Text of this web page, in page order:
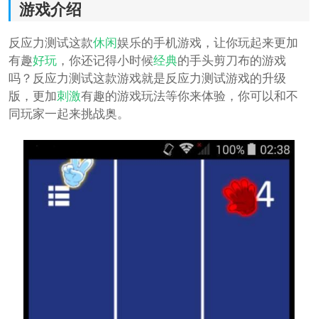
游戏介绍
反应力测试这款休闲娱乐的手机游戏，让你玩起来更加
有趣好玩，你还记得小时候经典的手头剪刀布的游戏
吗？反应力测试这款游戏就是反应力测试游戏的升级
版，更加刺激有趣的游戏玩法等你来体验，你可以和不
同玩家一起来挑战奥。